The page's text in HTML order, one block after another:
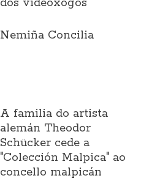
dos videoxogos
Nemiña Concilia
A familia do artista
alemán Theodor
Schücker cede a
"Colección Malpica" ao
concello malpicán